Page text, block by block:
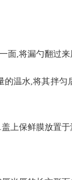
面,将漏勺翻过
温水,将其拌
上保鲜膜放置